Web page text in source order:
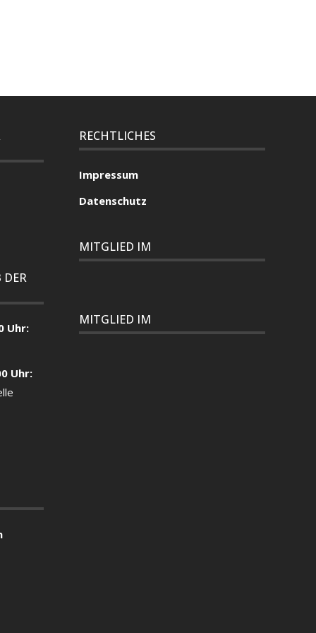
DER
Uhr:
Uhr:
RECHTLICHES
Impressum
Datenschutz
MITGLIED IM
MITGLIED IM